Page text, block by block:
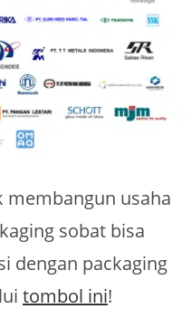
membangun usaha
sobat bisa
dengan packaging
tombol ini!